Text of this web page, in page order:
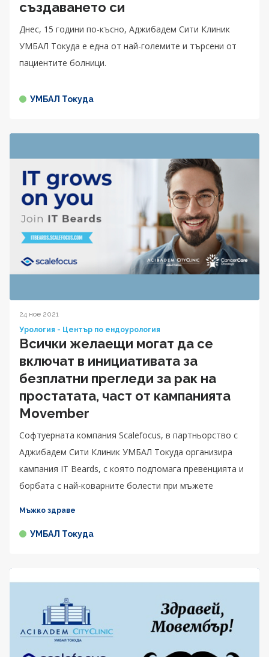
създаването си
Днес, 15 години по-късно, Аджибадем Сити Клиник
УМБАЛ Токуда е една от най-големите и търсени от
пациентите болници.
УМБАЛ Токуда
24 ное 2021
Урология - Център по ендоурология
Всички желаещи могат да се
включат в инициативата за
безплатни прегледи за рак на
простатата, част от кампанията
Movember
Софтуерната компания Scalefocus, в партньорство с
Аджибадем Сити Клиник УМБАЛ Токуда организира
кампания IT Beards, с която подпомага превенцията и
борбата с най-коварните болести при мъжете
Мъжко здраве
УМБАЛ Токуда